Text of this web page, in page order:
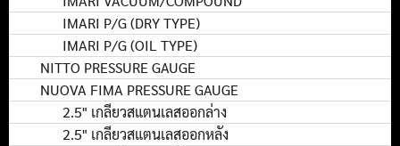
IMARI P/G (DRY TYPE)
IMARI P/G (OIL TYPE)
NITTO PRESSURE GAUGE
NUOVA FIMA PRESSURE GAUGE
2.5" เกลียวสแตนเลสออกล่าง
2.5" เกลียวสแตนเลสออกหลัง